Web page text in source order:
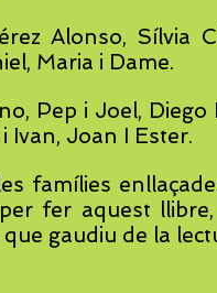
Alonso, Sílvia
Maria i Dame.
Pep i Joel,
Ivan, Joan I Ester.
famílies
fer aquest
gaudiu de la